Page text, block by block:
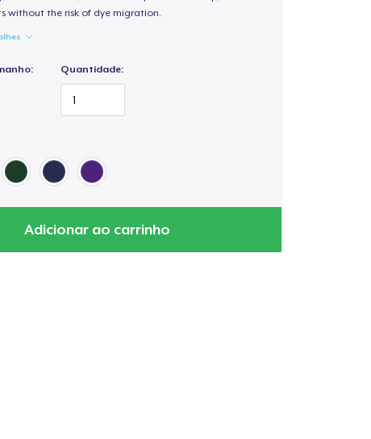
without the risk of dye migration.
Quantidade:
Adicionar ao carrinho